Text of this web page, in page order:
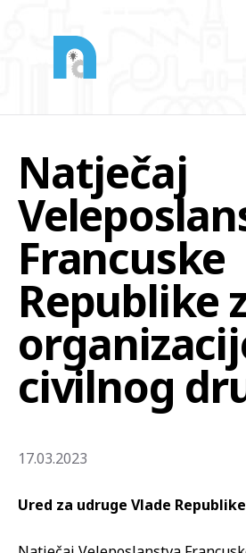
Natječaj
Francuske
Republike
civilnog
17.03.2023
Ured za udruge Vlade